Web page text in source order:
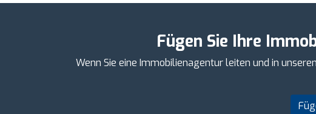
Fügen Sie Ihre
Wenn Sie eine Immobilienagentur leiten und in